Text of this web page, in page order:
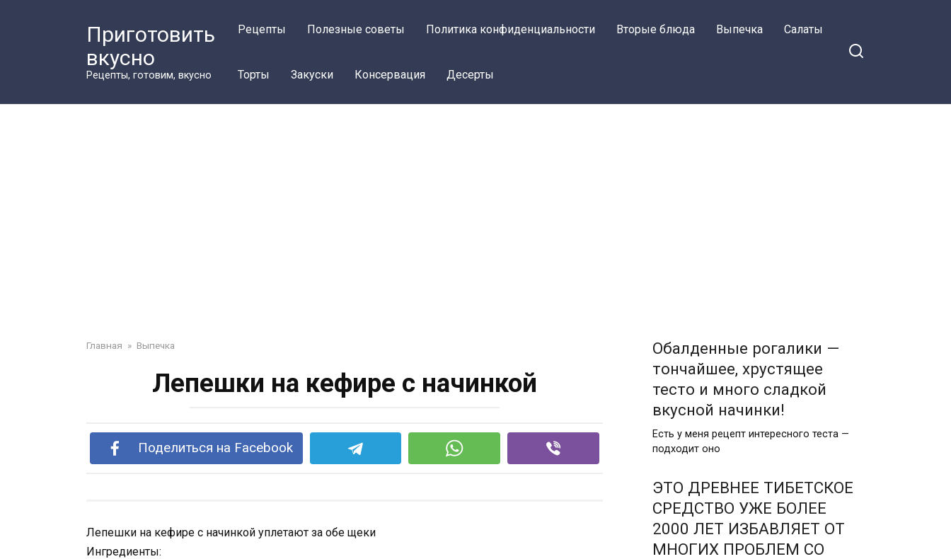
Приготовить
вкусно
Рецепты, готовим, вкусно
Рецепты Полезные советы Политика конфиденциальности Вторые блюда Выпечка Салаты
Торты Закуски Консервация Десерты
Главная » Выпечка
Лепешки на кефире с начинкой
Поделиться на Facebook
Лепешки на кефире с начинкой уплетают за обе щеки
Ингредиенты:
Обалденные рогалики —
тончайшее, хрустящее
тесто и много сладкой
вкусной начинки!
Есть у меня рецепт интересного теста —
подходит оно
ЭТО ДРЕВНЕЕ ТИБЕТСКОЕ
СРЕДСТВО УЖЕ БОЛЕЕ
2000 ЛЕТ ИЗБАВЛЯЕТ ОТ
МНОГИХ ПРОБЛЕМ СО